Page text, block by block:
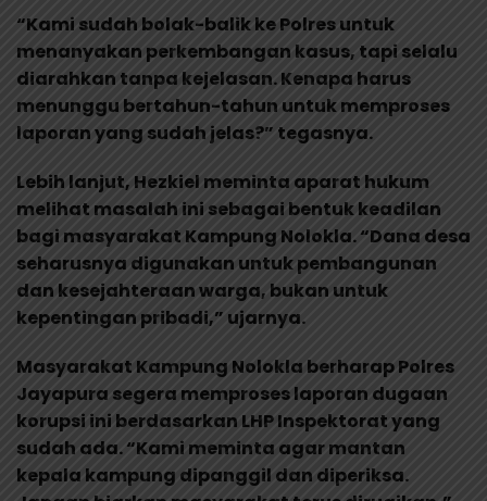
“Kami sudah bolak-balik ke Polres untuk
menanyakan perkembangan kasus, tapi selalu
diarahkan tanpa kejelasan. Kenapa harus
menunggu bertahun-tahun untuk memproses
laporan yang sudah jelas?” tegasnya.
Lebih lanjut, Hezkiel meminta aparat hukum
melihat masalah ini sebagai bentuk keadilan
bagi masyarakat Kampung Nolokla. “Dana desa
seharusnya digunakan untuk pembangunan
dan kesejahteraan warga, bukan untuk
kepentingan pribadi,” ujarnya.
Masyarakat Kampung Nolokla berharap Polres
Jayapura segera memproses laporan dugaan
korupsi ini berdasarkan LHP Inspektorat yang
sudah ada. “Kami meminta agar mantan
kepala kampung dipanggil dan diperiksa.